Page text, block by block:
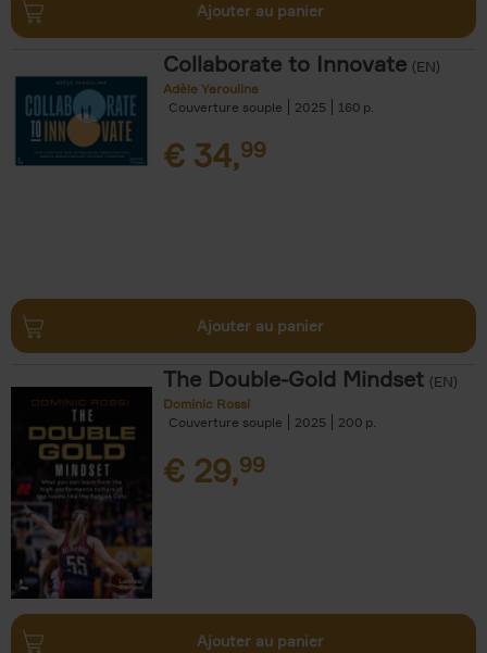
Ajouter au panier
Collaborate to Innovate (EN)
Adèle Yaroulina
Couverture souple
2025 160
€ 34,99
Ajouter au panier
The Double-Gold Mindset (EN)
Dominic Rossi
Couverture souple
2025 200
€ 29,99
Ajouter au panier